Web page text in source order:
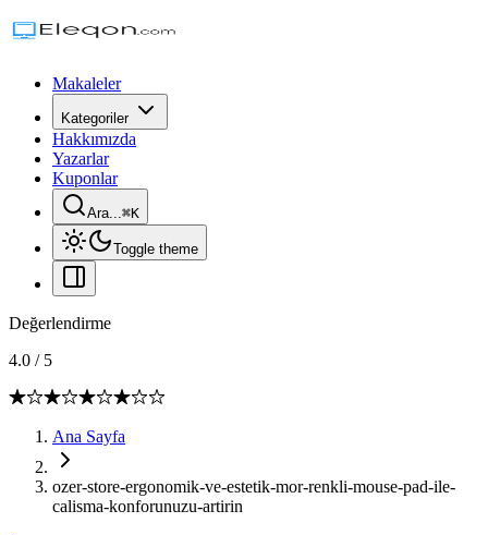
Makaleler
Kategoriler
Hakkımızda
Yazarlar
Kuponlar
Ara...⌘K
Toggle theme
Değerlendirme
4.0 / 5
Ana Sayfa
ozer-store-ergonomik-ve-estetik-mor-renkli-mouse-pad-ile-
calisma-konforunuzu-artirin